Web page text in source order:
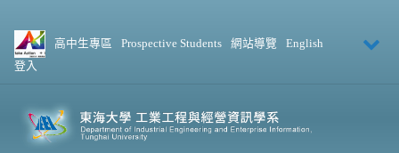
高中生專區 Prospective Students 網站導覽
English
登入